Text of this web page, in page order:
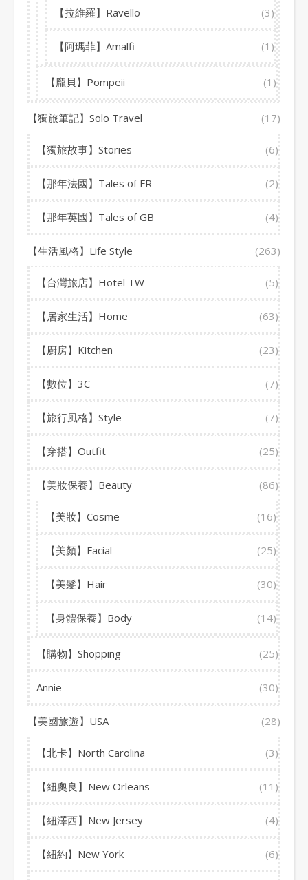
【拉維羅】Ravello (3)
【阿瑪菲】Amalfi (1)
【龐貝】Pompeii (1)
【獨旅筆記】Solo Travel (17)
【獨旅故事】Stories (6)
【那年法國】Tales of FR (2)
【那年英國】Tales of GB (4)
【生活風格】Life Style (263)
【台灣旅店】Hotel TW (5)
【居家生活】Home (63)
【廚房】Kitchen (23)
【數位】3C (7)
【旅行風格】Style (7)
【穿搭】Outfit (25)
【美妝保養】Beauty (86)
【美妝】Cosme (16)
【美顏】Facial (25)
【美髮】Hair (30)
【身體保養】Body (14)
【購物】Shopping (25)
Annie (30)
【美國旅遊】USA (28)
【北卡】North Carolina (3)
【紐奧良】New Orleans (11)
【紐澤西】New Jersey (4)
【紐約】New York (6)